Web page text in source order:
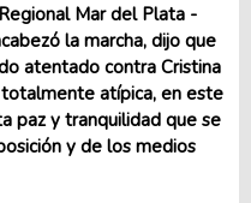
Mar del Plata -
la marcha, dijo que
atentado contra Cristina
atípica, en este
paz y tranquilidad que se
y de los medios